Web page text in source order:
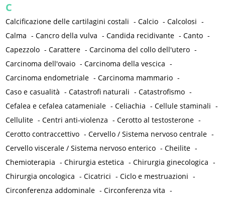
C
Calcificazione delle cartilagini costali -Calcio -Calcolosi -
Calma -Cancro della vulva -Candida recidivante -Canto -
Capezzolo -Carattere -Carcinoma del collo dell'utero -
Carcinoma dell'ovaio -Carcinoma della vescica -
Carcinoma endometriale -Carcinoma mammario -
Caso e casualità -Catastrofi naturali -Catastrofismo -
Cefalea e cefalea catameniale -Celiachia -Cellule staminali -
Cellulite -Centri anti-violenza -Cerotto al testosterone -
Cerotto contraccettivo -Cervello / Sistema nervoso centrale -
Cervello viscerale / Sistema nervoso enterico -Cheilite -
Chemioterapia -Chirurgia estetica -Chirurgia ginecologica -
Chirurgia oncologica -Cicatrici -Ciclo e mestruazioni -
Circonferenza addominale -Circonferenza vita -